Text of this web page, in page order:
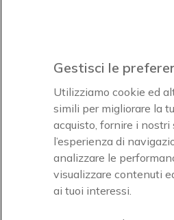
Icon
Icon
Paga facilmente ed in
Gestisci le
Utilizziamo cookie ed
simili per migliorare la
acquisto, fornire i
l’esperienza di
analizzare le
visualizzare contenuti
ai tuoi interessi.